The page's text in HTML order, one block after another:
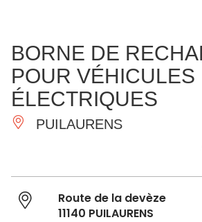
ESSENTIAL
AND
DO
BORNE DE
POUR VÉHICULES
ÉLECTRIQUES
PUILAURENS
Route de la devèze
11140 PUILAURENS